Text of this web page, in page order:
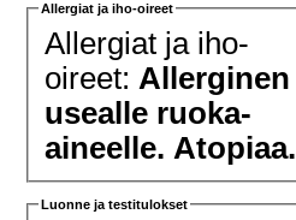
Allergiat ja iho-oireet
Allergiat ja iho-
oireet: Allerginen
usealle ruoka-
aineelle. Atopiaa.
Luonne ja testitulokset